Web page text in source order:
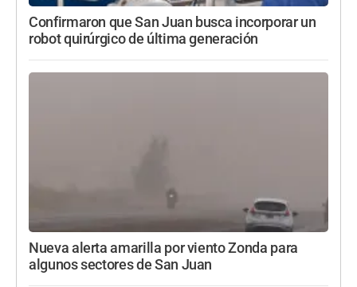
Confirmaron que San Juan busca incorporar un
robot quirúrgico de última generación
Nueva alerta amarilla por viento Zonda para
algunos sectores de San Juan